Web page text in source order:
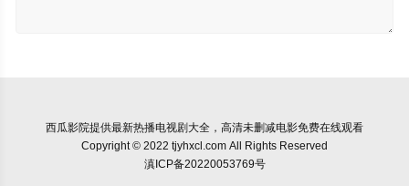
西瓜影院提供最新热播电视剧大全，高清未删减电影免费在线观看
Copyright © 2022 tjyhxcl.com All Rights Reserved
滇ICP备20220053769号